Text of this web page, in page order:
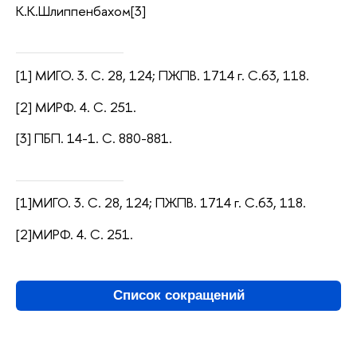
К.К.Шлиппенбахом[3]
[1] МИГО. 3. С. 28, 124; ПЖПВ. 1714 г. С.63, 118.
[2] МИРФ. 4. С. 251.
[3] ПБП. 14-1. С. 880-881.
[1]МИГО. 3. С. 28, 124; ПЖПВ. 1714 г. С.63, 118.
[2]МИРФ. 4. С. 251.
Список сокращений